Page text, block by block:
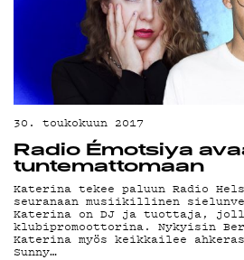
30. toukokuun 2017
Radio Émotsiya
tuntemattomaan
Katerina tekee paluun Radio
seuranaan musiikillinen
Katerina on DJ ja tuottaja,
klubipromoottorina. Nykyisin
Katerina myös keikkailee
Sunny…